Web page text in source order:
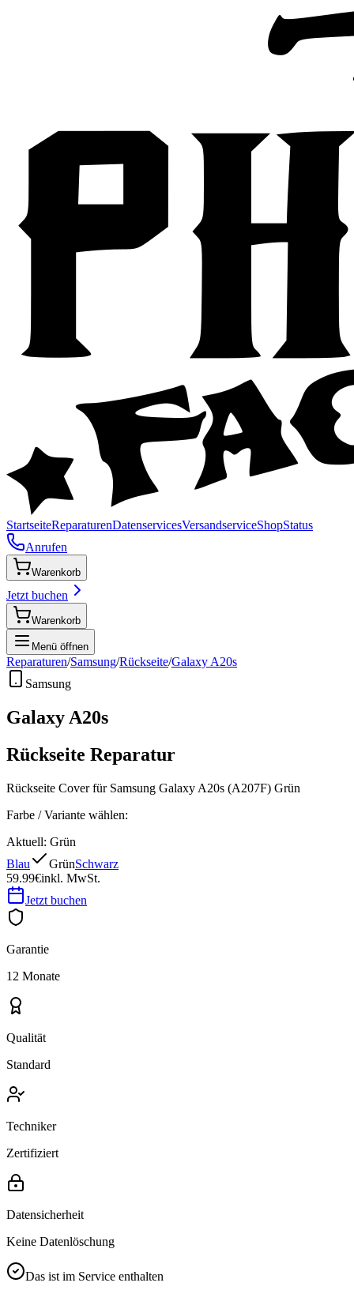
StartseiteReparaturenDatenservicesVersandserviceShopStatus
Anrufen
Warenkorb
Jetzt buchen
Warenkorb
Menü öffnen
Reparaturen/Samsung/Rückseite/Galaxy A20s
Samsung
Galaxy A20s
Rückseite Reparatur
Rückseite Cover für Samsung Galaxy A20s (A207F) Grün
Farbe / Variante wählen:
Aktuell: Grün
Blau
GrünSchwarz
59.99€inkl. MwSt.
Jetzt buchen
Garantie
12 Monate
Qualität
Standard
Techniker
Zertifiziert
Datensicherheit
Keine Datenlöschung
Das ist im Service enthalten